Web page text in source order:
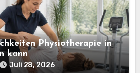
Physiotherapie in
kann
Juli 28, 2026